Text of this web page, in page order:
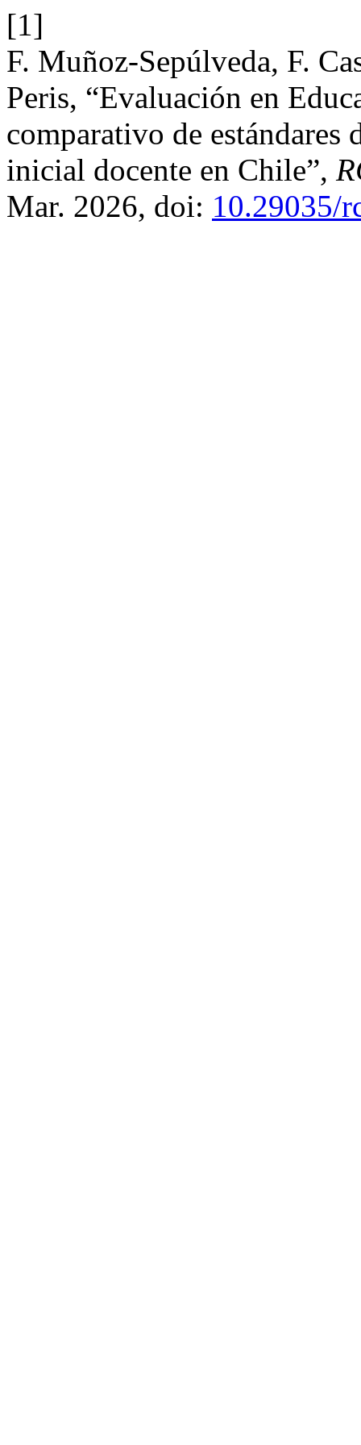
[1]
F. Muñoz-Sepúlveda, F.
Peris, “Evaluación en
comparativo de
inicial docente en Chile”,
Mar. 2026, doi: 10.29035/